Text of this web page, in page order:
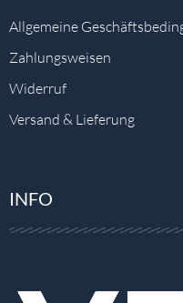
Allgemeine
Zahlungsweisen
Widerruf
Versand & Lieferung
INFO